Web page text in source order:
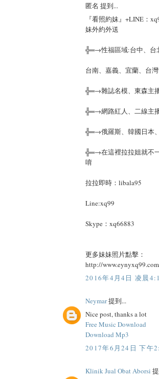
匿名 提到...
『看照約妹』+LINE：
妹外約外送
╬═→性福區域:台中、台
台南、嘉義、宜蘭、台
╬═→雜誌名模、東森主
╬═→網路紅人、二線主
╬═→俄羅斯、韓國日本
╬═→在這裡拉拉姐就不
唷
拉拉即時：libala95
Line:xq99
Skype：xq66883
更多妹妹照片點擊：
http://
2016年4月4日 凌晨
Neymar提到...
Nice post, thanks a lot
Free Music Download
Download Mp3
2017年6月24日 下午
Klinik Jual Obat Aborsi